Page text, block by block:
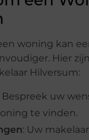
woning kan
Hier
Hilversum:
Bespreek uw
te vinden.
: Uw